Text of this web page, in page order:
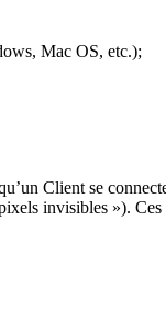
Mac OS, etc.);
Client se
invisibles »).